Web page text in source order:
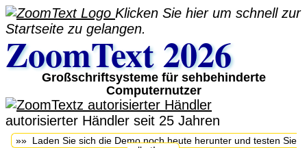
Klicken Sie hier um schnell zur
Startseite zu gelangen.
ZoomText 2026
Großschriftsysteme für sehbehinderte
Computernutzer
autorisierter Händler seit 25 Jahren
»» Laden Sie sich die Demo noch heute herunter und testen Sie